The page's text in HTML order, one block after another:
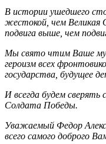
В истории ушедшего
жестокой, чем Великая
подвига выше, чем
Мы свято чтим Ваше
героизм всех
государства, будущее
И всегда будем сверять
Солдата Победы.
Уважаемый Федор
всего самого доброго